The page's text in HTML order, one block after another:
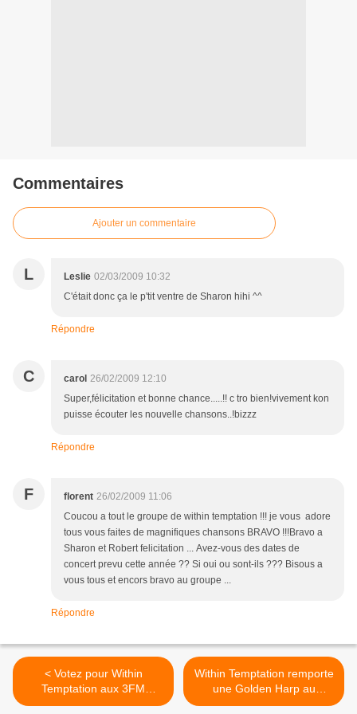
Commentaires
Ajouter un commentaire
L Leslie 02/03/2009 10:32
C'était donc ça le p'tit ventre de Sharon hihi ^^
Répondre
C carol 26/02/2009 12:10
Super,félicitation et bonne chance.....!! c tro bien!vivement kon
puisse écouter les nouvelle chansons..!bizzz
Répondre
F florent 26/02/2009 11:06
Coucou a tout le groupe de within temptation !!! je vous adore
tous vous faites de magnifiques chansons BRAVO !!!Bravo a
Sharon et Robert felicitation ... Avez-vous des dates de
concert prevu cette année ?? Si oui ou sont-ils ??? Bisous a
vous tous et encors bravo au groupe ...
Répondre
< Votez pour Within
Temptation aux 3FM
Awards 2009
Within Temptation remporte
une Golden Harp au
HarpenGala 2009 >